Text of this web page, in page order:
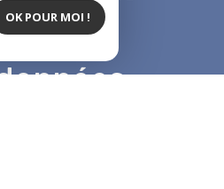
Nos
OK POUR MOI !